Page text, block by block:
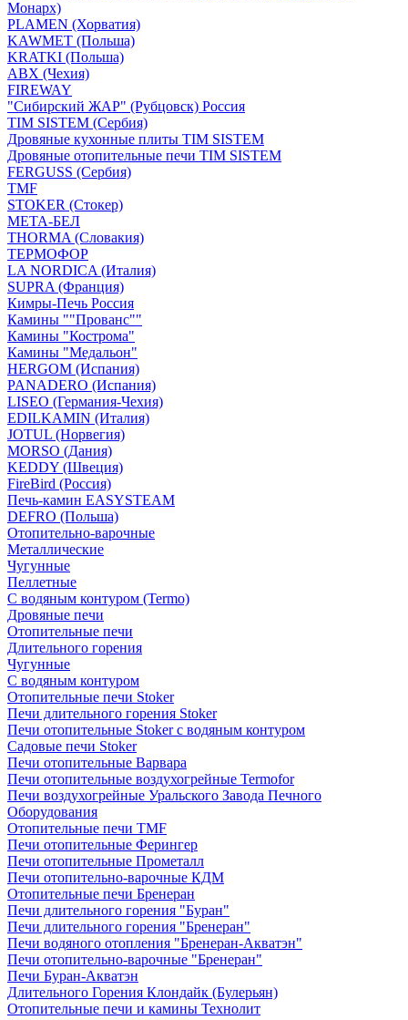
Монарх)
PLAMEN (Хорватия)
KAWMET (Польша)
KRATKI (Польша)
ABX (Чехия)
FIREWAY
"Сибирский ЖАР" (Рубцовск) Россия
TIM SISTEM (Сербия)
Дровяные кухонные плиты TIM SISTEM
Дровяные отопительные печи TIM SISTEM
FERGUSS (Сербия)
TMF
STOKER (Стокер)
МЕТА-БЕЛ
THORMA (Словакия)
ТЕРМОФОР
LA NORDICA (Италия)
SUPRA (Франция)
Кимры-Печь Россия
Камины ""Прованс""
Камины "Кострома"
Камины "Медальон"
HERGOM (Испания)
PANADERO (Испания)
LISEO (Германия-Чехия)
EDILKAMIN (Италия)
JOTUL (Норвегия)
MORSO (Дания)
KEDDY (Швеция)
FireBird (Россия)
Печь-камин EASYSTEAM
DEFRO (Польша)
Отопительно-варочные
Металлические
Чугунные
Пеллетные
С водяным контуром (Termo)
Дровяные печи
Отопительные печи
Длительного горения
Чугунные
C водяным контуром
Отопительные печи Stoker
Печи длительного горения Stoker
Печи отопительные Stoker с водяным контуром
Садовые печи Stoker
Печи отопительные Варвара
Печи отопительные воздухогрейные Termofor
Печи воздухогрейные Уральского Завода Печного
Оборудования
Отопительные печи TMF
Печи отопительные Ферингер
Печи отопительные Прометалл
Печи отопительно-варочные КДМ
Отопительные печи Бренеран
Печи длительного горения "Буран"
Печи длительного горения "Бренеран"
Печи водяного отопления "Бренеран-Акватэн"
Печи отопительно-варочные "Бренеран"
Печи Буран-Акватэн
Длительного Горения Клондайк (Булерьян)
Отопительные печи и камины Технолит